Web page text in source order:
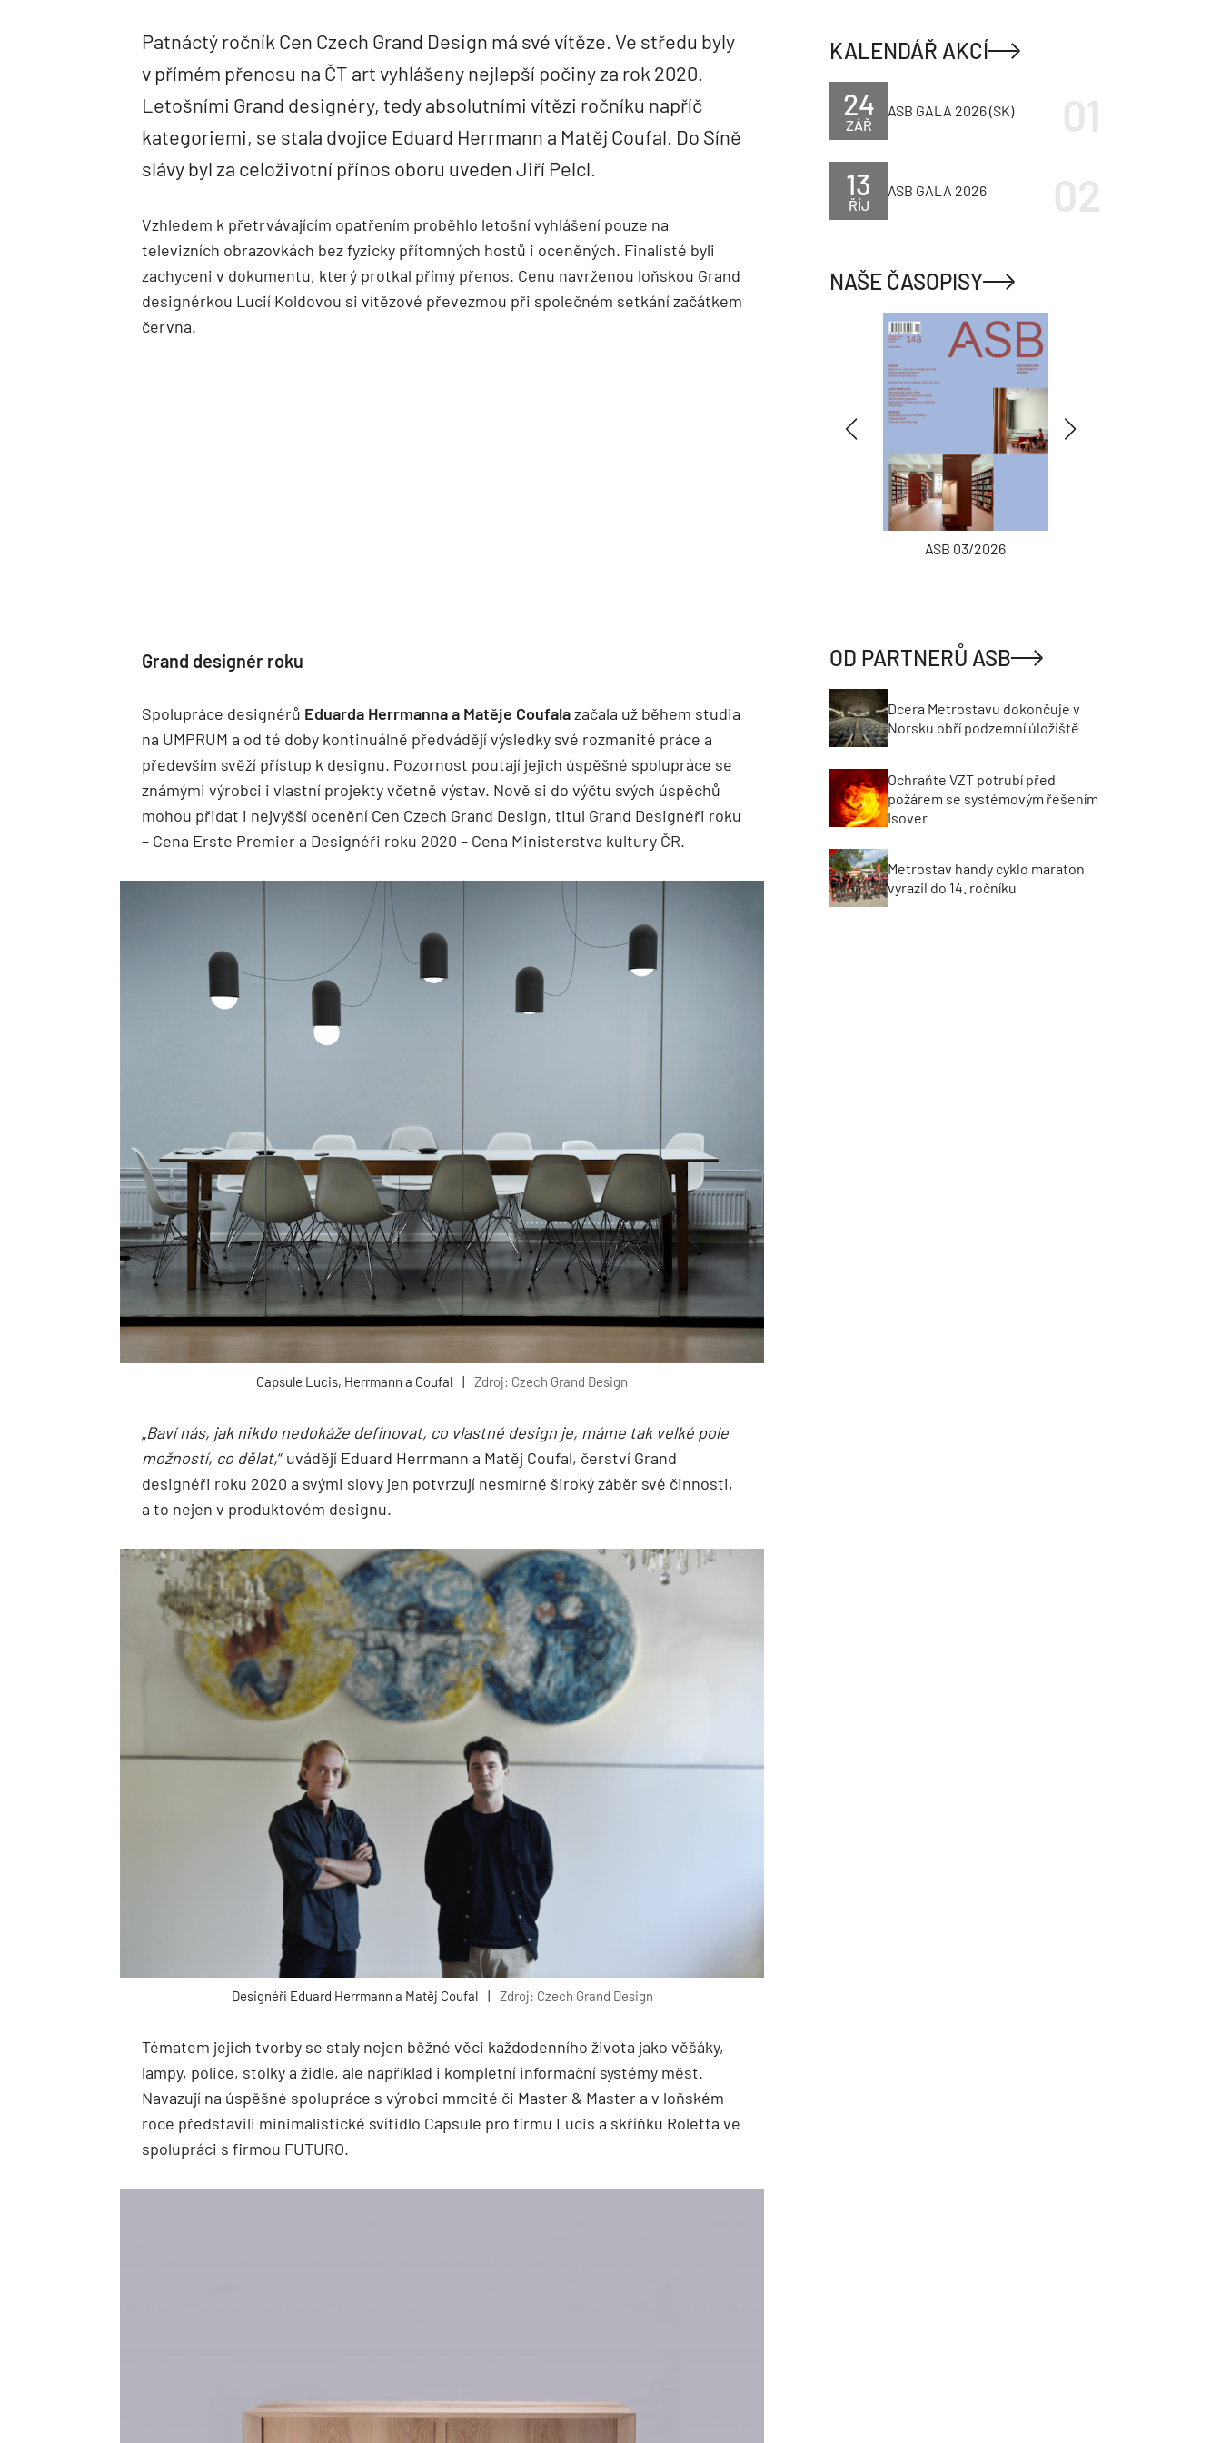
Patnáctý ročník Cen Czech Grand Design má své vítěze. Ve středu byly
v přímém přenosu na ČT art vyhlášeny nejlepší počiny za rok 2020.
Letošními Grand designéry, tedy absolutními vítězi ročníku napříč
kategoriemi, se stala dvojice Eduard Herrmann a Matěj Coufal. Do Síně
slávy byl za celoživotní přínos oboru uveden Jiří Pelcl.
Vzhledem k přetrvávajícím opatřením proběhlo letošní vyhlášení pouze na
televizních obrazovkách bez fyzicky přítomných hostů i oceněných. Finalisté byli
zachyceni v dokumentu, který protkal přímý přenos. Cenu navrženou loňskou Grand
designérkou Lucií Koldovou si vítězové převezmou při společném setkání začátkem
června.
Grand designér roku
Spolupráce designérů Eduarda Herrmanna a Matěje Coufalazačala už během studia
na UMPRUM a od té doby kontinuálně předvádějí výsledky své rozmanité práce a
především svěží přístup k designu. Pozornost poutají jejich úspěšné spolupráce se
známými výrobci i vlastní projekty včetně výstav. Nově si do výčtu svých úspěchů
mohou přidat i nejvyšší ocenění Cen Czech Grand Design, titul Grand Designéři roku
– Cena Erste Premier a Designéři roku 2020 – Cena Ministerstva kultury ČR.
Capsule Lucis, Herrmann a Coufal | Zdroj: Czech Grand Design
„Baví nás, jak nikdo nedokáže definovat, co vlastně design je, máme tak velké pole
možností, co dělat,“ uvádějí Eduard Herrmann a Matěj Coufal, čerství Grand
designéři roku 2020 a svými slovy jen potvrzují nesmírně široký záběr své činnosti,
a to nejen v produktovém designu.
Designéři Eduard Herrmann a Matěj Coufal | Zdroj: Czech Grand Design
Tématem jejich tvorby se staly nejen běžné věci každodenního života jako věšáky,
lampy, police, stolky a židle, ale například i kompletní informační systémy měst.
Navazují na úspěšné spolupráce s výrobci mmcité či Master & Master a v loňském
roce představili minimalistické svítidlo Capsule pro firmu Lucis a skříňku Roletta ve
spolupráci s firmou FUTURO.
KALENDÁŘ AKCÍ
ZÁŘ
24 ASB GALA 2026 (SK)
ŘÍJ
13 ASB GALA 2026
NAŠE ČASOPISY
ASB 03/2026
OD PARTNERŮ ASB
Dcera Metrostavu dokončuje v
Norsku obří podzemní úložiště
Ochraňte VZT potrubí před
požárem se systémovým řešením
Isover
Metrostav handy cyklo maraton
vyrazil do 14. ročníku